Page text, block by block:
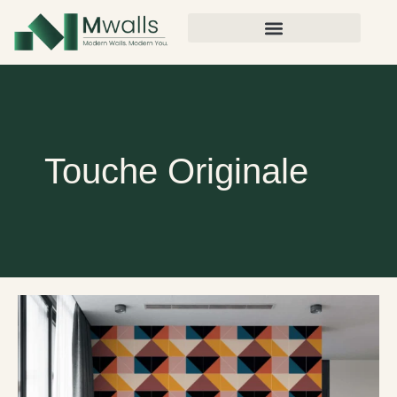
Touche Originale